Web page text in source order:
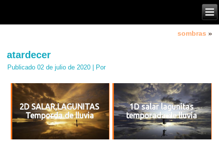
sombras »
atardecer
Publicado 02 de julio de 2020 Por
2D SALAR,LAGUNITAS
Temporda de lluvia
1D salar lagunitas
temporada de lluvia